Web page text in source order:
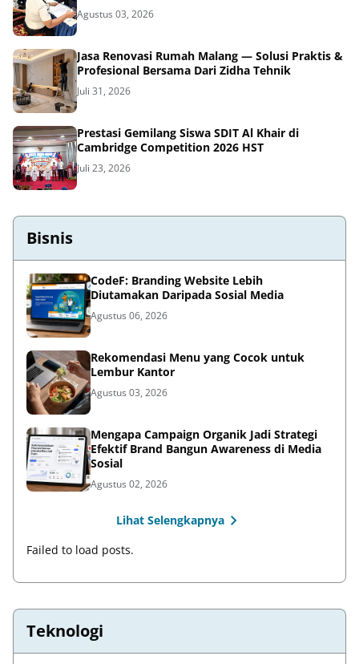
Agustus 03, 2026
Jasa Renovasi Rumah Malang — Solusi Praktis &
Profesional Bersama Dari Zidha Tehnik
Juli 31, 2026
Prestasi Gemilang Siswa SDIT Al Khair di
Cambridge Competition 2026 HST
Juli 23, 2026
Bisnis
CodeF: Branding Website Lebih
Diutamakan Daripada Sosial Media
Agustus 06, 2026
Rekomendasi Menu yang Cocok untuk
Lembur Kantor
Agustus 03, 2026
Mengapa Campaign Organik Jadi Strategi
Efektif Brand Bangun Awareness di Media
Sosial
Agustus 02, 2026
Lihat Selengkapnya
Failed to load posts.
Teknologi